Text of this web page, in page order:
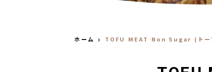
ホーム TOFU MEAT Non Sugar (トー